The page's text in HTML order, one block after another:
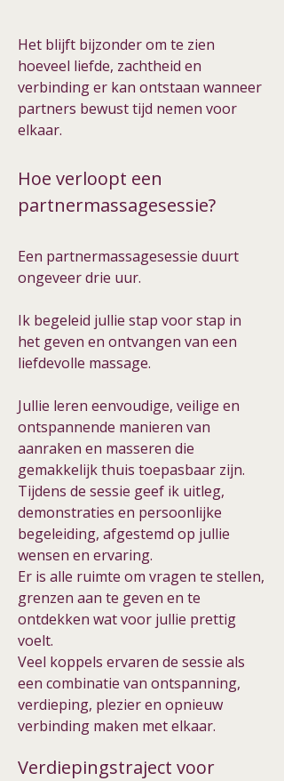
Het blijft bijzonder om te zien
hoeveel liefde, zachtheid en
verbinding er kan ontstaan wanneer
partners bewust tijd nemen voor
elkaar.
Hoe verloopt een
partnermassagesessie?
Een partnermassagesessie duurt
ongeveer drie uur.
Ik begeleid jullie stap voor stap in
het geven en ontvangen van een
liefdevolle massage.
Jullie leren eenvoudige, veilige en
ontspannende manieren van
aanraken en masseren die
gemakkelijk thuis toepasbaar zijn.
Tijdens de sessie geef ik uitleg,
demonstraties en persoonlijke
begeleiding, afgestemd op jullie
wensen en ervaring.
Er is alle ruimte om vragen te stellen,
grenzen aan te geven en te
ontdekken wat voor jullie prettig
voelt.
Veel koppels ervaren de sessie als
een combinatie van ontspanning,
verdieping, plezier en opnieuw
verbinding maken met elkaar.
Verdiepingstraject voor